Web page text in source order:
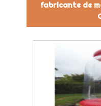
fabricante de